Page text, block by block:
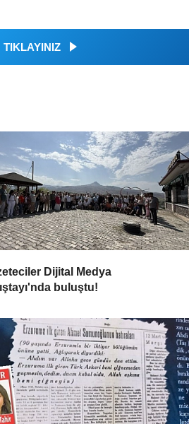
TIKLAYINIZ
Dijital Medya
buluştu!